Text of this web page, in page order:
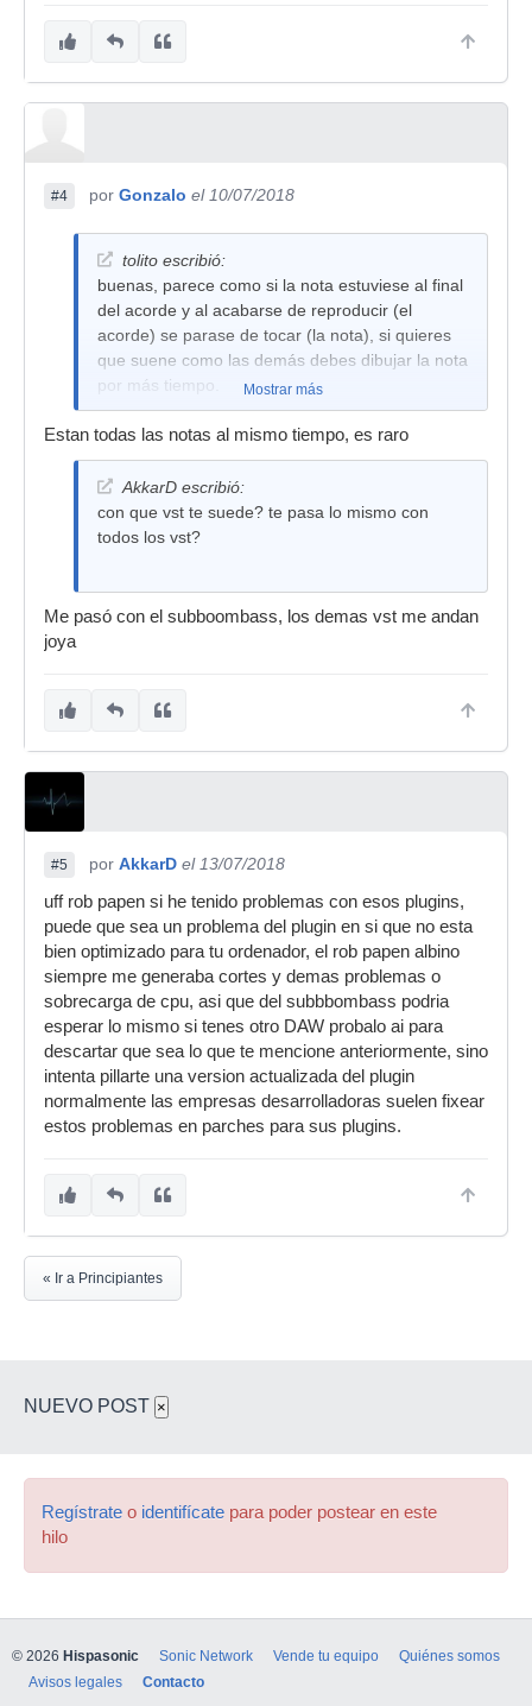
#4 por Gonzalo el 10/07/2018
tolito escribió:
buenas, parece como si la nota estuviese al final
del acorde y al acabarse de reproducir (el
acorde) se parase de tocar (la nota), si quieres
que suene como las demás debes dibujar la nota
por más tiempo.
Mostrar más
Estan todas las notas al mismo tiempo, es raro
AkkarD escribió:
con que vst te suede? te pasa lo mismo con
todos los vst?
Me pasó con el subboombass, los demas vst me andan
joya
#5 por AkkarD el 13/07/2018
uff rob papen si he tenido problemas con esos plugins,
puede que sea un problema del plugin en si que no esta
bien optimizado para tu ordenador, el rob papen albino
siempre me generaba cortes y demas problemas o
sobrecarga de cpu, asi que del subbbombass podria
esperar lo mismo si tenes otro DAW probalo ai para
descartar que sea lo que te mencione anteriormente, sino
intenta pillarte una version actualizada del plugin
normalmente las empresas desarrolladoras suelen fixear
estos problemas en parches para sus plugins.
« Ir a Principiantes
NUEVO POST ×
Regístrate o identifícate para poder postear en este
hilo
© 2026 Hispasonic Sonic Network Vende tu equipo
Quiénes somos
Avisos legales
Contacto